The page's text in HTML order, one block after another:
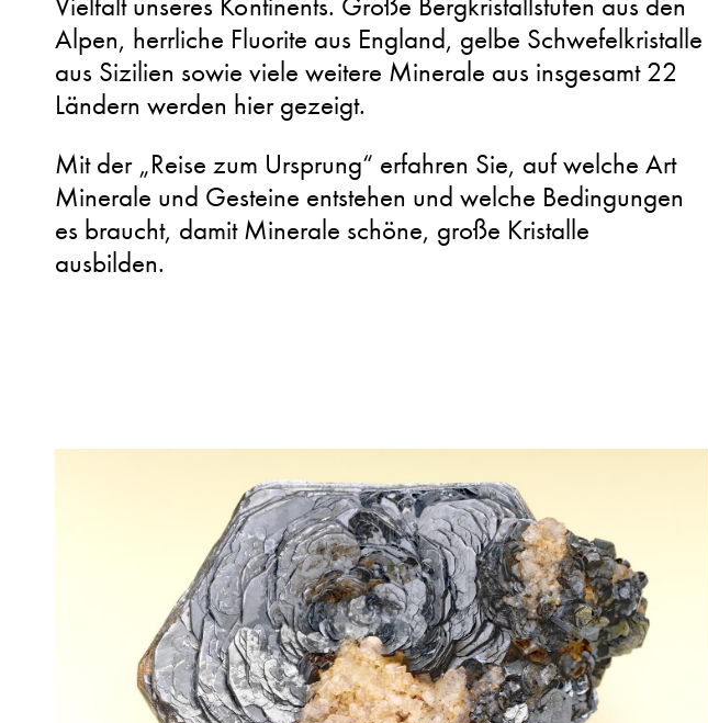
Vielfalt unseres Kontinents. Große Bergkristallstufen aus den
Alpen, herrliche Fluorite aus England, gelbe Schwefelkristalle
aus Sizilien sowie viele weitere Minerale aus insgesamt 22
Ländern werden hier gezeigt.
Mit der „Reise zum Ursprung“ erfahren Sie, auf welche Art
Minerale und Gesteine entstehen und welche Bedingungen
es braucht, damit Minerale schöne, große Kristalle
ausbilden.